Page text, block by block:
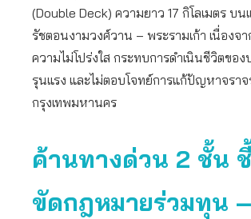
(Double Deck) ความยาว 17 กิโลเมตร บ
รัชตอนงามวงศ์วาน – พระรามเก้า เนื่องจา
ความไม่โปร่งใส กระทบการดำเนินชีวิตขอ
รุนแรง และไม่ตอบโจทย์การแก้ปัญหาจราจ
กรุงเทพมหานคร
ค้านทางด่วน 2 ชั้น ชี้
ขัดกฎหมายร่วมทุน